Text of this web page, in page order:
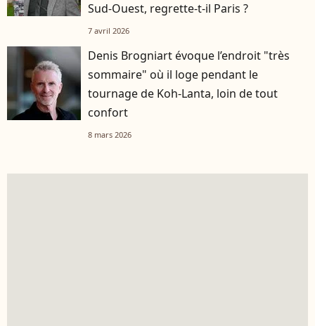
Sud-Ouest, regrette-t-il Paris ?
7 avril 2026
Denis Brogniart évoque l’endroit "très
sommaire" où il loge pendant le
tournage de Koh-Lanta, loin de tout
confort
8 mars 2026